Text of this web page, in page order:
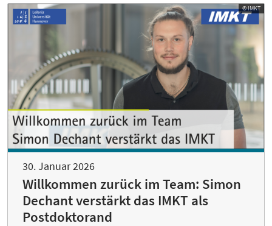
© IMKT
30. Januar 2026
Willkommen zurück im Team: Simon
Dechant verstärkt das IMKT als
Postdoktorand